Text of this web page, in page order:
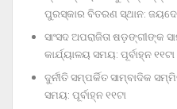
ପୁରସ୍କାର ବିତରଣ ସ୍ଥାନ:
ସାଂସଦ ଅପରାଜିତା ଷଡ଼ଙ୍ଗୀଙ୍କ
କାର୍ଯ୍ୟାଳୟ ସମୟ: ପୂର୍ବାହ୍ନ ୧୧ଟା
ଦୁର୍ନୀତି ସମ୍ପର୍କିତ ସାମ୍ବାଦିକ
ସମୟ: ପୂର୍ବାହ୍ନ ୧୧ଟା